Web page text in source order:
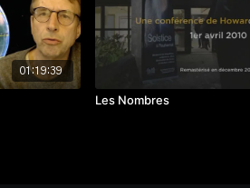
01:19:39
Les Nombres